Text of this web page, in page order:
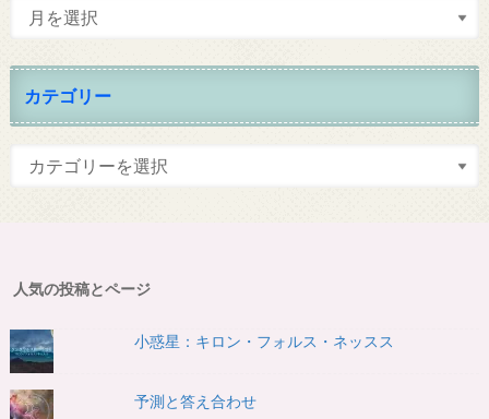
カテゴリー
人気の投稿とページ
小惑星：キロン・フォルス・ネッスス
予測と答え合わせ